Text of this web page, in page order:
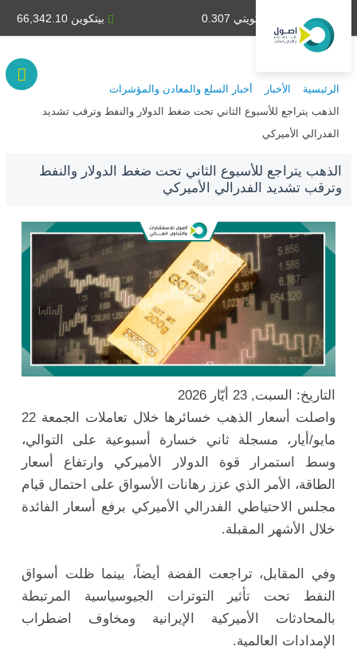
بيتكوين 66,342.10 دينار كويتي 0.307
الرئيسية الأخبار
أخبار السلع والمعادن والمؤشرات
الذهب يتراجع للأسبوع الثاني تحت ضغط الدولار والنفط وترقب تشديد
الفدرالي الأميركي
الذهب يتراجع للأسبوع الثاني تحت ضغط الدولار والنفط
وترقب تشديد الفدرالي الأميركي
التاريخ: السبت, 23 أيّار 2026
واصلت أسعار الذهب خسائرها خلال تعاملات الجمعة 22
مايو/أيار، مسجلة ثاني خسارة أسبوعية على التوالي،
وسط استمرار قوة الدولار الأميركي وارتفاع أسعار
الطاقة، الأمر الذي عزز رهانات الأسواق على احتمال قيام
مجلس الاحتياطي الفدرالي الأميركي برفع أسعار الفائدة
خلال الأشهر المقبلة.
وفي المقابل، تراجعت الفضة أيضاً، بينما ظلت أسواق
النفط تحت تأثير التوترات الجيوسياسية المرتبطة
بالمحادثات الأميركية الإيرانية ومخاوف اضطراب
الإمدادات العالمية.